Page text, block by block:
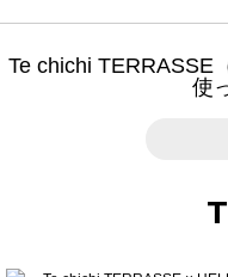
Te chichi TERRASSE
使